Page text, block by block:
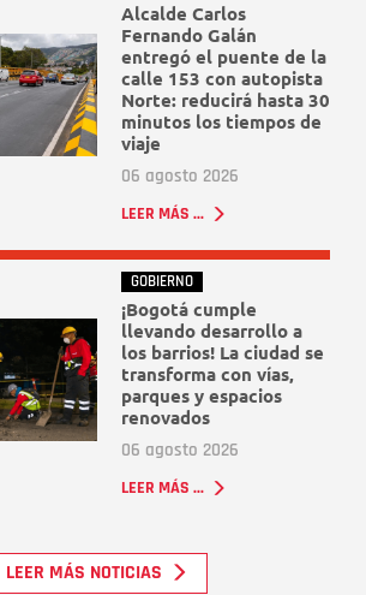
Alcalde Carlos
Fernando Galán
entregó el puente de la
calle 153 con autopista
Norte: reducirá hasta 30
minutos los tiempos de
viaje
06 agosto 2026
LEER MÁS ...
GOBIERNO
¡Bogotá cumple
llevando desarrollo a
los barrios! La ciudad se
transforma con vías,
parques y espacios
renovados
06 agosto 2026
LEER MÁS ...
LEER MÁS NOTICIAS